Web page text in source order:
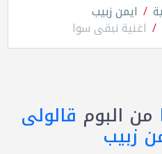
ايمن زبيب
اغنية نبقى سوا
من البوم قالولى
زبيب